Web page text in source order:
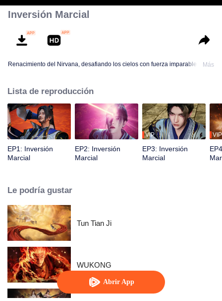
Abrir App
Inversión Marcial
Renacimiento del Nirvana, desafiando los cielos con fuerza imparable Más
Lista de reproducción
EP1: Inversión
Marcial
EP2: Inversión
Marcial
VIP
EP3: Inversión
Marcial
VIP
Le podría gustar
Tun Tian Ji
WUKONG